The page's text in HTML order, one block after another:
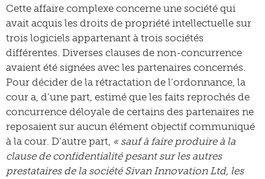
Cette affaire complexe concerne une société qui
avait acquis les droits de propriété intellectuelle sur
trois logiciels appartenant à trois sociétés
différentes. Diverses clauses de non-concurrence
avaient été signées avec les partenaires concernés.
Pour décider de la rétractation de l’ordonnance, la
cour a, d’une part, estimé que les faits reprochés de
concurrence déloyale de certains des partenaires ne
reposaient sur aucun élément objectif communiqué
à la cour. D’autre part, « sauf à faire produire à la
clause de confidentialité pesant sur les autres
prestataires de la société Sivan Innovation Ltd, les